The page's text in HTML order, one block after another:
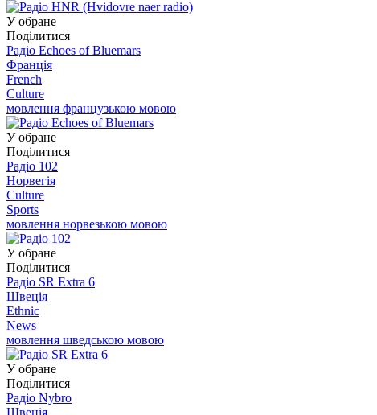
У обране
Поділитися
Радіо Echoes of Bluemars
Франція
French
Culture
мовлення французькою мовою
У обране
Поділитися
Радіо 102
Норвегія
Culture
Sports
мовлення норвезькою мовою
У обране
Поділитися
Радіо SR Extra 6
Швеція
Ethnic
News
мовлення шведською мовою
У обране
Поділитися
Радіо Nybro
Швеція